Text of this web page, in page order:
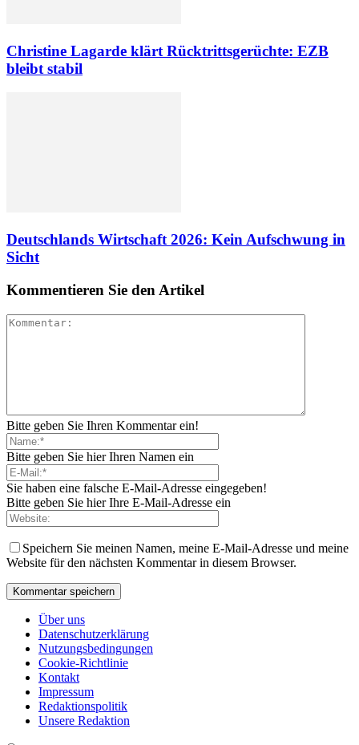
Christine Lagarde klärt Rücktrittsgerüchte: EZB
bleibt stabil
Deutschlands Wirtschaft 2026: Kein Aufschwung in
Sicht
Kommentieren Sie den Artikel
Bitte geben Sie Ihren Kommentar ein!
Bitte geben Sie hier Ihren Namen ein
Sie haben eine falsche E-Mail-Adresse eingegeben!
Bitte geben Sie hier Ihre E-Mail-Adresse ein
Speichern Sie meinen Namen, meine E-Mail-Adresse und meine
Website für den nächsten Kommentar in diesem Browser.
Über uns
Datenschutzerklärung
Nutzungsbedingungen
Cookie-Richtlinie
Kontakt
Impressum
Redaktionspolitik
Unsere Redaktion